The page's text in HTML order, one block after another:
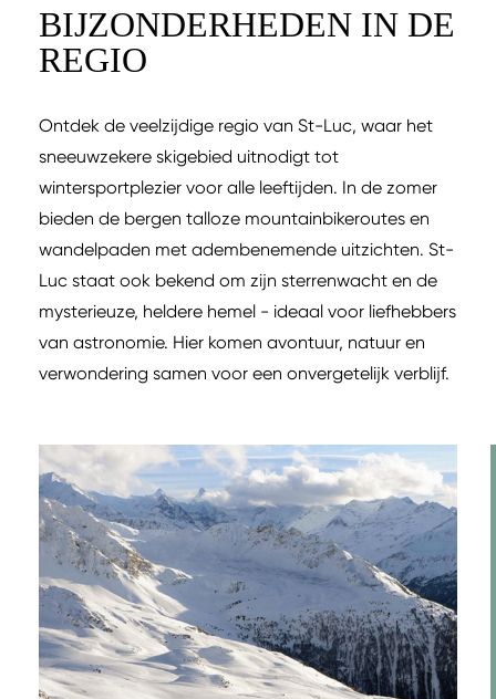
BIJZONDERHEDEN IN DE
REGIO
Ontdek de veelzijdige regio van St-Luc, waar het
sneeuwzekere skigebied uitnodigt tot
wintersportplezier voor alle leeftijden. In de zomer
bieden de bergen talloze mountainbikeroutes en
wandelpaden met adembenemende uitzichten. St-
Luc staat ook bekend om zijn sterrenwacht en de
mysterieuze, heldere hemel - ideaal voor liefhebbers
van astronomie. Hier komen avontuur, natuur en
verwondering samen voor een onvergetelijk verblijf.